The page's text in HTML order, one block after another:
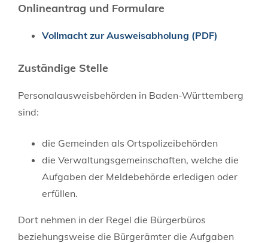
Onlineantrag und Formulare
Vollmacht zur Ausweisabholung (PDF)
Zuständige Stelle
Personalausweisbehörden in Baden-Württemberg
sind:
die Gemeinden als Ortspolizeibehörden
die Verwaltungsgemeinschaften, welche die
Aufgaben der Meldebehörde erledigen oder
erfüllen.
Dort nehmen in der Regel die Bürgerbüros
beziehungsweise die Bürgerämter die Aufgaben